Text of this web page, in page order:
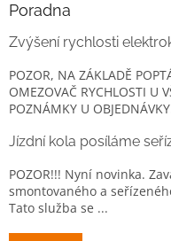
Poradna
Zvýšení rychlosti
POZOR, NA ZÁKLADĚ
OMEZOVAČ RYCHLOSTI U
POZNÁMKY U
Jízdní kola posíláme
POZOR!!! Nyní novinka.
smontovaného a
Tato služba se ...